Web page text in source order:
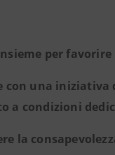
per
con una
a condizioni
la